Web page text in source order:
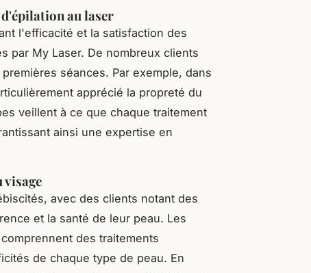
au laser
l'efficacité et la satisfaction des
par My Laser. De nombreux clients
séances. Par exemple, dans
apprécié la propreté du
veillent à ce que chaque traitement
ainsi une expertise en
visage
avec des clients notant des
et la santé de leur peau. Les
des traitements
de chaque type de peau. En